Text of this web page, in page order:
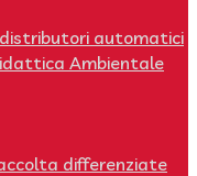
distributori automatici
Ambientale
differenziate